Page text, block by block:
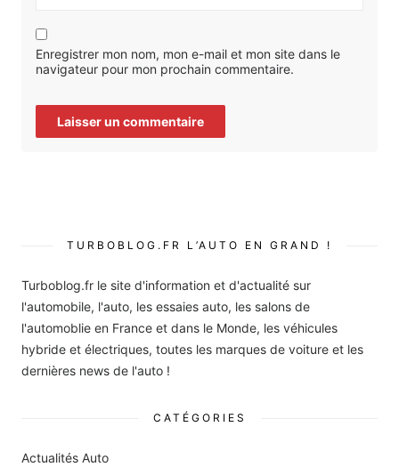
Enregistrer mon nom, mon e-mail et mon site dans le
navigateur pour mon prochain commentaire.
TURBOBLOG.FR L’AUTO EN GRAND !
Turboblog.fr le site d'information et d'actualité sur
l'automobile, l'auto, les essaies auto, les salons de
l'automoblie en France et dans le Monde, les véhicules
hybride et électriques, toutes les marques de voiture et les
dernières news de l'auto !
CATÉGORIES
Actualités Auto